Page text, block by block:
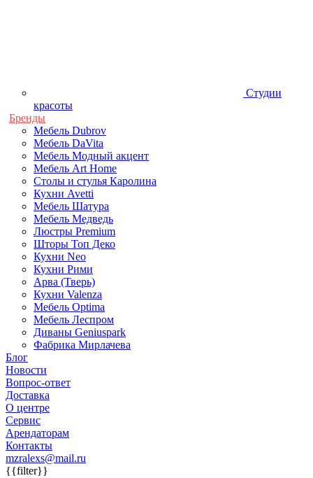
Студии
красоты
Бренды
Мебель Dubrov
Мебель DaVita
Мебель Модный акцент
Мебель Art Home
Столы и стулья Каролина
Кухни Avetti
Мебель Шатура
Мебель Медведь
Люстры Premium
Шторы Топ Деко
Кухни Neo
Кухни Рими
Арва (Тверь)
Кухни Valenza
Мебель Optima
Мебель Леспром
Диваны Geniuspark
Фабрика Мирлачева
Блог
Новости
Вопрос-ответ
Доставка
О центре
Сервис
Арендаторам
Контакты
mzralexs@mail.ru
{{filter}}